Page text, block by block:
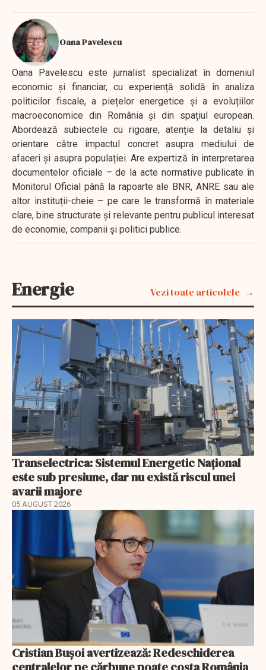
Oana Pavelescu
Oana Pavelescu este jurnalist specializat în domeniul
economic și financiar, cu experiență solidă în analiza
politicilor fiscale, a piețelor energetice și a evoluțiilor
macroeconomice din România și din spațiul european.
Abordează subiectele cu rigoare, atenție la detaliu și
orientare către impactul concret asupra mediului de
afaceri și asupra populației. Are expertiză în interpretarea
documentelor oficiale – de la acte normative publicate în
Monitorul Oficial până la rapoarte ale BNR, ANRE sau ale
altor instituții-cheie – pe care le transformă în materiale
clare, bine structurate și relevante pentru publicul interesat
de economie, companii și politici publice.
Energie Vezi toate articolele
Transelectrica: Sistemul Energetic Național
este sub presiune, dar nu există riscul unei
avarii majore
05 AUGUST 2026
Cristian Bușoi avertizează: Redeschiderea